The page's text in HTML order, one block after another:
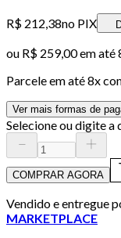
R$ 212,38no PIX
ou R$ 259,00em até
Parcele em até8x
Ver mais formas de
Selecione ou digite a
COMPRAR AGORA
Vendido e entregue
MARKETPLACE